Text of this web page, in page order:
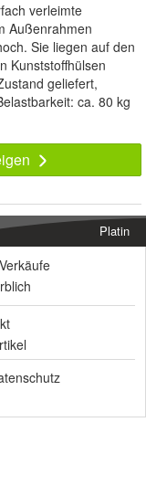
verleimte
Außenrahmen
Sie liegen auf den
Kunststoffhülsen
geliefert,
ca. 80 kg
Platin